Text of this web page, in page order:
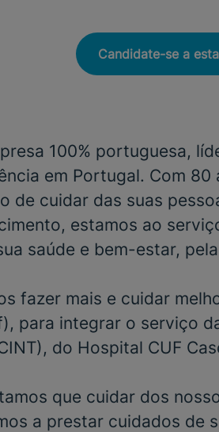
Candidate-se a
100% portuguesa,
em Portugal. Com
de cuidar das suas
estamos ao
saúde e bem-estar,
fazer mais e cuidar
, para integrar o serviço
, do Hospital CUF
que cuidar dos
a prestar cuidados de